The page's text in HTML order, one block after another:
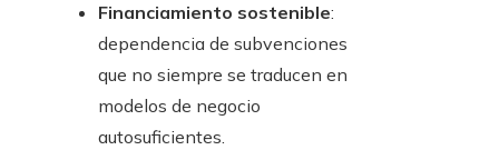
Financiamiento sostenible:
dependencia de subvenciones
que no siempre se traducen en
modelos de negocio
autosuficientes.